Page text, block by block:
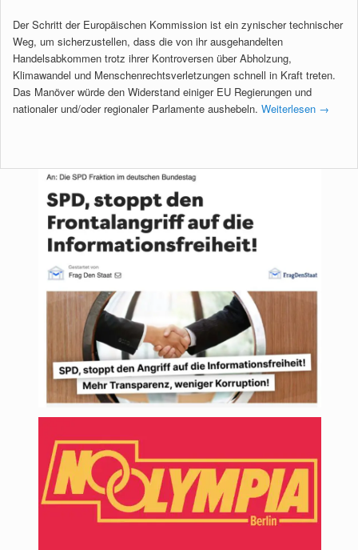
Der Schritt der Europäischen Kommission ist ein zynischer technischer
Weg, um sicherzustellen, dass die von ihr ausgehandelten
Handelsabkommen trotz ihrer Kontroversen über Abholzung,
Klimawandel und Menschenrechtsverletzungen schnell in Kraft treten.
Das Manöver würde den Widerstand einiger EU Regierungen und
nationaler und/oder regionaler Parlamente aushebeln. Weiterlesen →